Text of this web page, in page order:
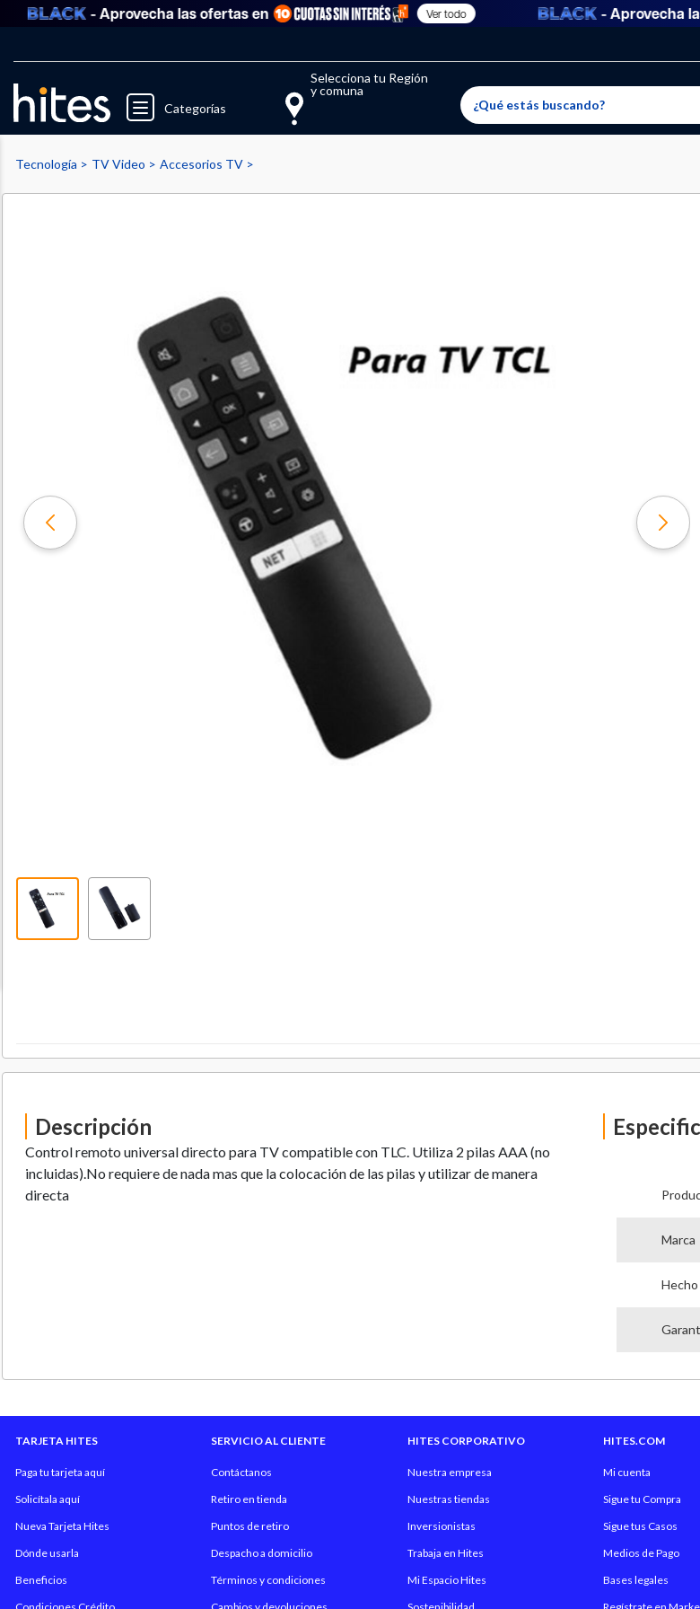
- Aprovecha las ofertas en Ver todo - Aprovecha las
Categorías
Selecciona tu Región
y comuna
El producto ha sido eliminado
El producto ha sido agregado a tu lista de
Llegaste al límite de productos favoritos permitidos, para agregar uno nuevo
Tecnología TV Video
Accesorios TV
Descripción
Control remoto universal directo para TV compatible con TLC. Utiliza 2 pilas AAA (no
incluidas).No requiere de nada mas que la colocación de las pilas y utilizar de manera
directa
Marca
Hecho
TARJETA HITES
Paga tu tarjeta aquí
Solicítala aquí
Nueva Tarjeta Hites
Dónde usarla
Beneficios
SERVICIO AL CLIENTE
Contáctanos
Retiro en tienda
Puntos de retiro
Despacho a domicilio
Términos y condiciones
HITES CORPORATIVO
Nuestra empresa
Nuestras tiendas
Inversionistas
Trabaja en Hites
Mi Espacio Hites
HITES.COM
Mi cuenta
Sigue tu Compra
Sigue tus Casos
Medios de Pago
Bases legales